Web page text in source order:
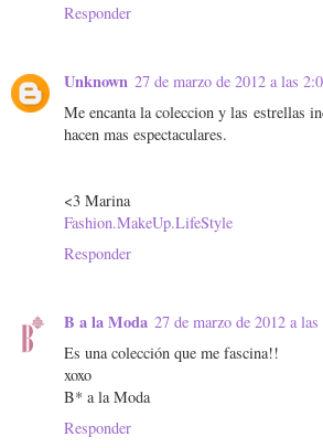
Responder
Unknown 27 de marzo de 2012 a las
Me encanta la coleccion y las estrellas
hacen mas espectaculares.
<3 Marina
Fashion.MakeUp.LifeStyle
Responder
B a la Moda 27 de marzo de 2012 a
Es una colección que me fascina!!
xoxo
B* a la Moda
Responder